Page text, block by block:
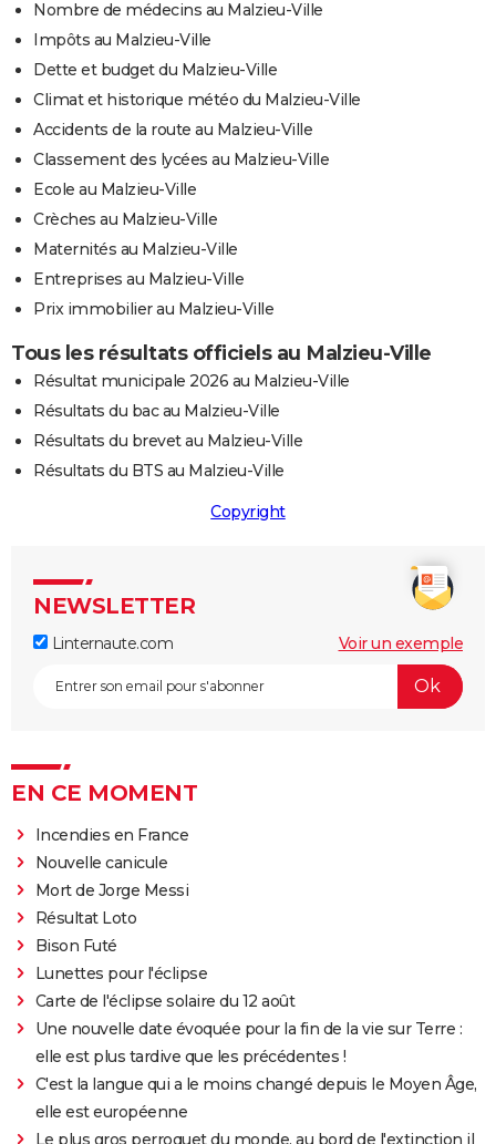
Nombre de médecins au Malzieu-Ville
Impôts au Malzieu-Ville
Dette et budget du Malzieu-Ville
Climat et historique météo du Malzieu-Ville
Accidents de la route au Malzieu-Ville
Classement des lycées au Malzieu-Ville
Ecole au Malzieu-Ville
Crèches au Malzieu-Ville
Maternités au Malzieu-Ville
Entreprises au Malzieu-Ville
Prix immobilier au Malzieu-Ville
Tous les résultats officiels au Malzieu-Ville
Résultat municipale 2026 au Malzieu-Ville
Résultats du bac au Malzieu-Ville
Résultats du brevet au Malzieu-Ville
Résultats du BTS au Malzieu-Ville
Copyright
NEWSLETTER
Linternaute.com Voir un exemple
EN CE MOMENT
Incendies en France
Nouvelle canicule
Mort de Jorge Messi
Résultat Loto
Bison Futé
Lunettes pour l'éclipse
Carte de l'éclipse solaire du 12 août
Une nouvelle date évoquée pour la fin de la vie sur Terre :
elle est plus tardive que les précédentes !
C'est la langue qui a le moins changé depuis le Moyen Âge,
elle est européenne
Le plus gros perroquet du monde, au bord de l'extinction il